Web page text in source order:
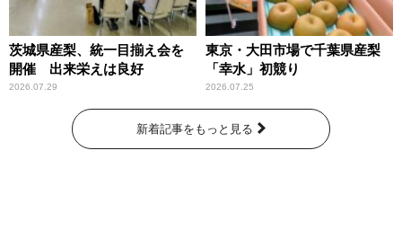
茨城県産梨、統一目揃え会を
開催 出来栄えは良好
2026.07.29
東京・大田市場で千葉県産梨
「幸水」初競り
2026.07.25
新着記事をもっと見る